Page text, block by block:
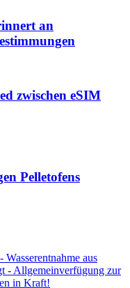
an
zwischen eSIM
Pelletofens
aus
- Allgemeinverfügung zur
in Kraft!